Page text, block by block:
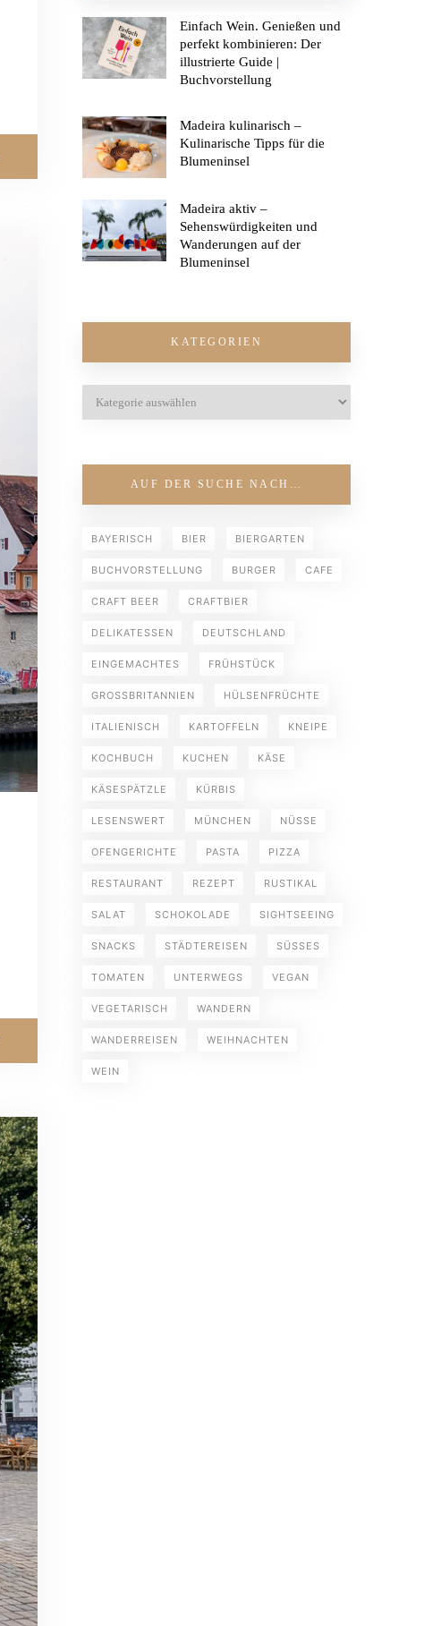
Einfach Wein. Genießen und
perfekt kombinieren: Der
illustrierte Guide |
Buchvorstellung
Madeira kulinarisch –
Kulinarische Tipps für die
Blumeninsel
Madeira aktiv –
Sehenswürdigkeiten und
Wanderungen auf der
Blumeninsel
KATEGORIEN
AUF DER SUCHE NACH…
BAYERISCH BIER BIERGARTEN
BUCHVORSTELLUNG BURGER CAFE
CRAFT BEER CRAFTBIER
DELIKATESSEN DEUTSCHLAND
EINGEMACHTES FRÜHSTÜCK
GROSSBRITANNIEN HÜLSENFRÜCHTE
ITALIENISCH KARTOFFELN KNEIPE
KOCHBUCH KUCHEN KÄSE
KÄSESPÄTZLE KÜRBIS
LESENSWERT MÜNCHEN NÜSSE
OFENGERICHTE PASTA PIZZA
RESTAURANT REZEPT RUSTIKAL
SALAT SCHOKOLADE SIGHTSEEING
SNACKS STÄDTEREISEN SÜSSES
TOMATEN UNTERWEGS VEGAN
VEGETARISCH WANDERN
WANDERREISEN WEIHNACHTEN
WEIN